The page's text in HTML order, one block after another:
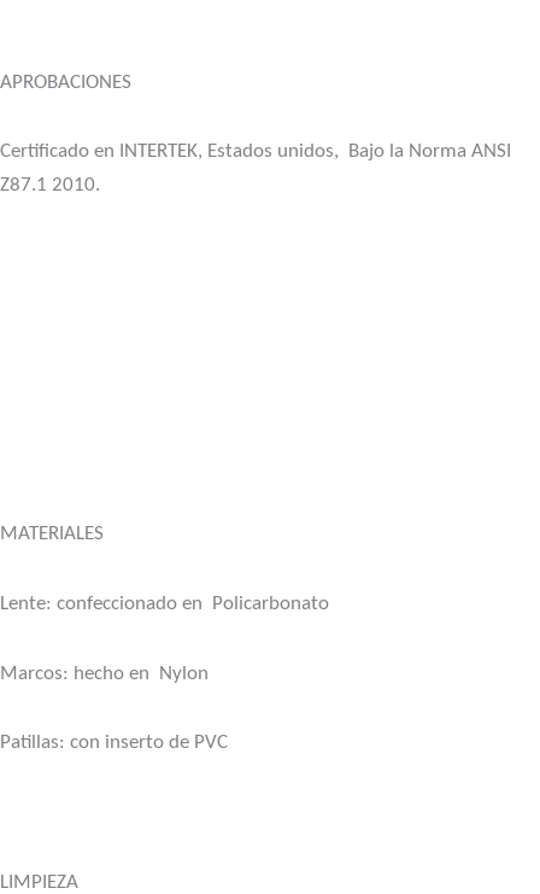
APROBACIONES
Certificado en INTERTEK, Estados unidos, Bajo la Norma ANSI
Z87.1 2010.
MATERIALES
Lente: confeccionado en Policarbonato
Marcos: hecho en Nylon
Patillas: con inserto de PVC
LIMPIEZA